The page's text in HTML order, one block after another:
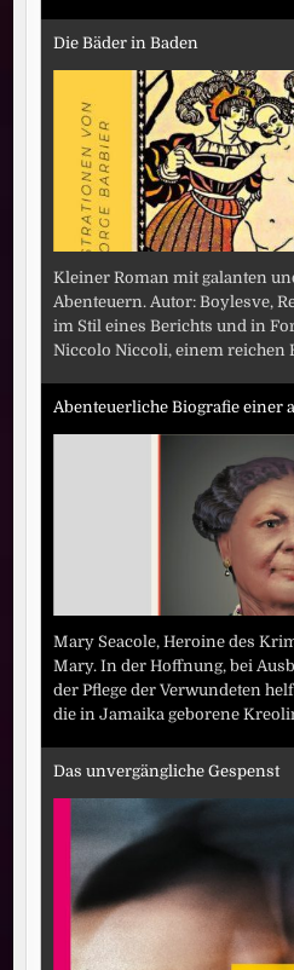
Die Bäder in Baden
Kleiner Roman mit galanten
Abenteuern. Autor: Boylesve,
im Stil eines Berichts und in
Niccolo Niccoli, einem reichen
Abenteuerliche Biografie einer
Mary Seacole, Heroine des
Mary. In der Hoffnung, bei
der Pflege der Verwundeten
die in Jamaika geborene
Das unvergängliche Gespenst